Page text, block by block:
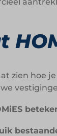
zien hoe